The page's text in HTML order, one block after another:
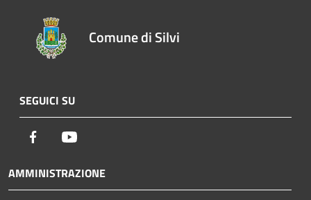
Comune di Silvi
SEGUICI SU
Facebook
AMMINISTRAZIONE